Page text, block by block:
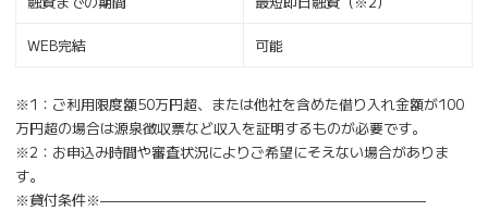
WEB完結 可能
※1：ご利用限度額50万円超、または他社を含めた借り入れ金額が100
万円超の場合は源泉徴収票など収入を証明するものが必要です。
※2：お申込み時間や審査状況によりご希望にそえない場合がありま
す。
※貸付条件※———————————————————————